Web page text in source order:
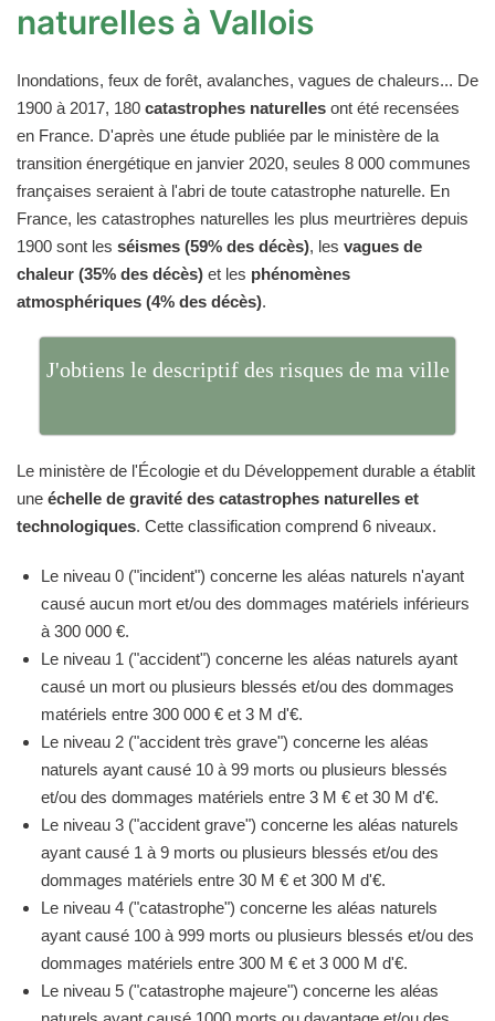
naturelles à Vallois
Inondations, feux de forêt, avalanches, vagues de chaleurs... De
1900 à 2017, 180 catastrophes naturelles ont été recensées
en France. D'après une étude publiée par le ministère de la
transition énergétique en janvier 2020, seules 8 000 communes
françaises seraient à l'abri de toute catastrophe naturelle. En
France, les catastrophes naturelles les plus meurtrières depuis
1900 sont les séismes (59% des décès), les vagues de
chaleur (35% des décès) et les phénomènes
atmosphériques (4% des décès).
J'obtiens le descriptif des risques de ma ville
Le ministère de l'Écologie et du Développement durable a établit
une échelle de gravité des catastrophes naturelles et
technologiques. Cette classification comprend 6 niveaux.
Le niveau 0 ("incident") concerne les aléas naturels n'ayant
causé aucun mort et/ou des dommages matériels inférieurs
à 300 000 €.
Le niveau 1 ("accident") concerne les aléas naturels ayant
causé un mort ou plusieurs blessés et/ou des dommages
matériels entre 300 000 € et 3 M d'€.
Le niveau 2 ("accident très grave") concerne les aléas
naturels ayant causé 10 à 99 morts ou plusieurs blessés
et/ou des dommages matériels entre 3 M € et 30 M d'€.
Le niveau 3 ("accident grave") concerne les aléas naturels
ayant causé 1 à 9 morts ou plusieurs blessés et/ou des
dommages matériels entre 30 M € et 300 M d'€.
Le niveau 4 ("catastrophe") concerne les aléas naturels
ayant causé 100 à 999 morts ou plusieurs blessés et/ou des
dommages matériels entre 300 M € et 3 000 M d'€.
Le niveau 5 ("catastrophe majeure") concerne les aléas